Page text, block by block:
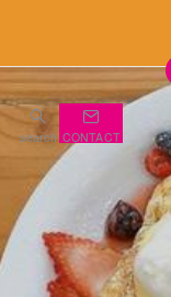
search CONTACT